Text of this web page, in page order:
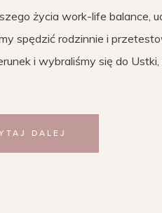
życia work-life balance,
spędzić rodzinnie i
i wybraliśmy się do
DALEJ